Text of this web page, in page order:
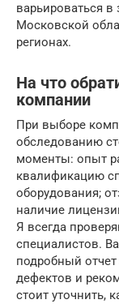
варьироваться
Московской
регионах.
На что
компании
При выборе
обследованию
моменты: опыт
квалификацию
оборудования;
наличие
Я всегда
специалистов.
подробный
дефектов и
стоит уточнить,